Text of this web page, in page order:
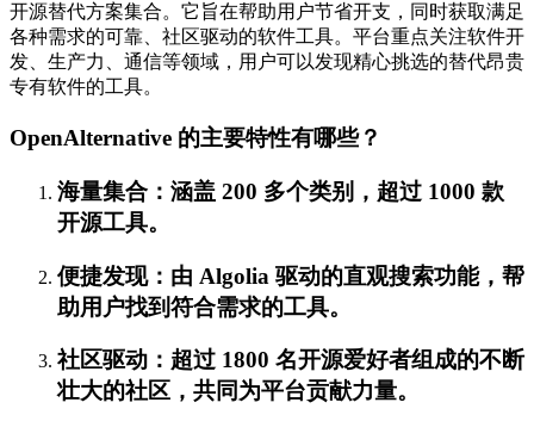
开源替代方案集合。它旨在帮助用户节省开支，同时获取满足
各种需求的可靠、社区驱动的软件工具。平台重点关注软件开
发、生产力、通信等领域，用户可以发现精心挑选的替代昂贵
专有软件的工具。
OpenAlternative 的主要特性有哪些？
海量集合：涵盖 200 多个类别，超过 1000 款
开源工具。
便捷发现：由 Algolia 驱动的直观搜索功能，帮
助用户找到符合需求的工具。
社区驱动：超过 1800 名开源爱好者组成的不断
壮大的社区，共同为平台贡献力量。